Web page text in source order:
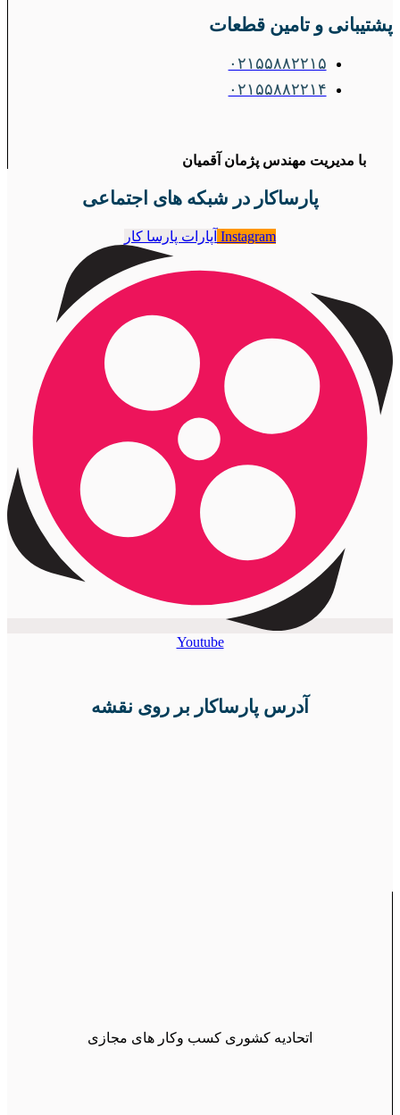
پشتیبانی و تامین قطعات
۰۲۱۵۵۸۸۲۲۱۵
۰۲۱۵۵۸۸۲۲۱۴
با مدیریت مهندس پژمان آقمیان
پارساکار در شبکه های اجتماعی
Instagram آپارات پارسا کار
Youtube
آدرس پارساکار بر روی نقشه
اتحادیه کشوری کسب وکار های مجازی